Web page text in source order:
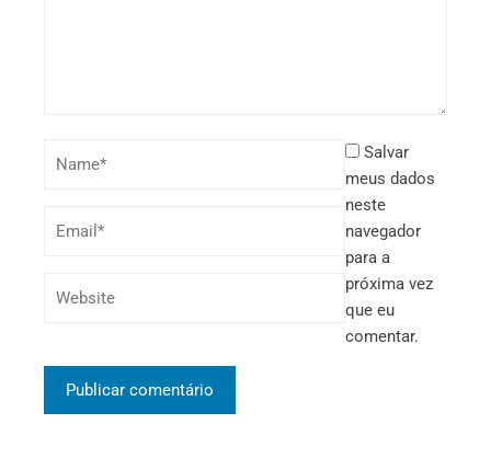
Salvar
meus dados
neste
navegador
para a
próxima vez
que eu
comentar.